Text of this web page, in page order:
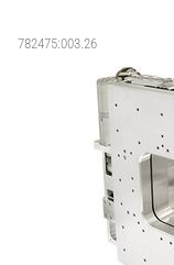
782475:003.26